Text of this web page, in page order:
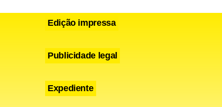
à
Edição impressa
Publicidade legal
Expediente